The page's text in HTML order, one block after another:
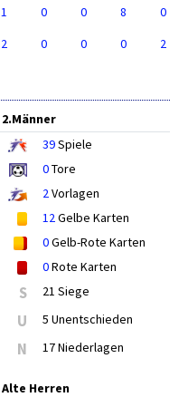
1 0 0 8
0
2 0 0 0 2
2.Männer
39Spiele
0Tore
2Vorlagen
12Gelbe Karten
0Gelb-Rote Karten
0Rote Karten
S 21 Siege
U 5 Unentschieden
N 17 Niederlagen
Alte Herren